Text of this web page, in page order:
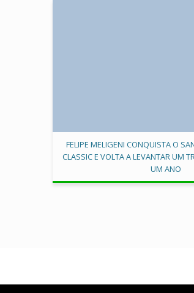
FELIPE MELIGENI CONQUISTA O
CLASSIC E VOLTA A LEVANTAR UM
UM ANO